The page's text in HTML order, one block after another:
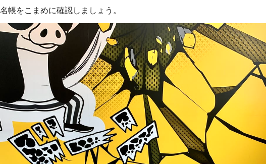
帳をこまめに確認しましょう。